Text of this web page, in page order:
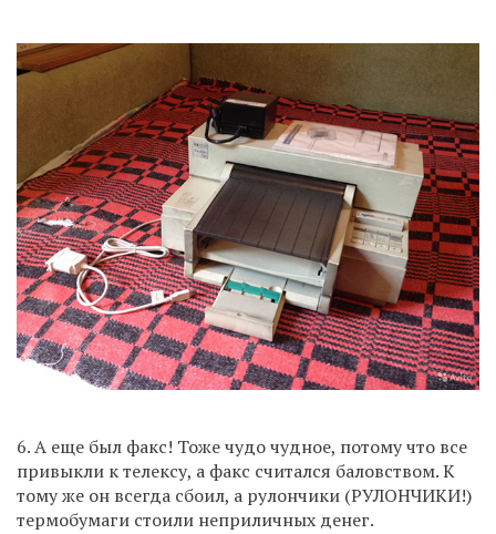
6. А еще был факс! Тоже чудо чудное, потому что все
привыкли к телексу, а факс считался баловством. К
тому же он всегда сбоил, а рулончики (РУЛОНЧИКИ!)
термобумаги стоили неприличных денег.